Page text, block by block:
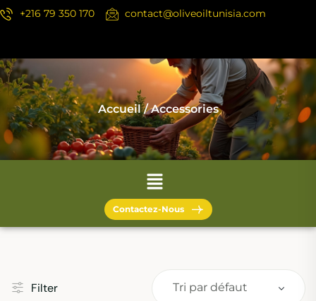
+216 79 350 170 contact@oliveoiltunisia.com
Accueil/ Accessories
Contactez-Nous
Filter